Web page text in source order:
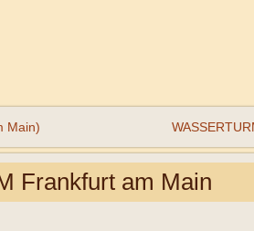
Main)
Frankfurt am Main